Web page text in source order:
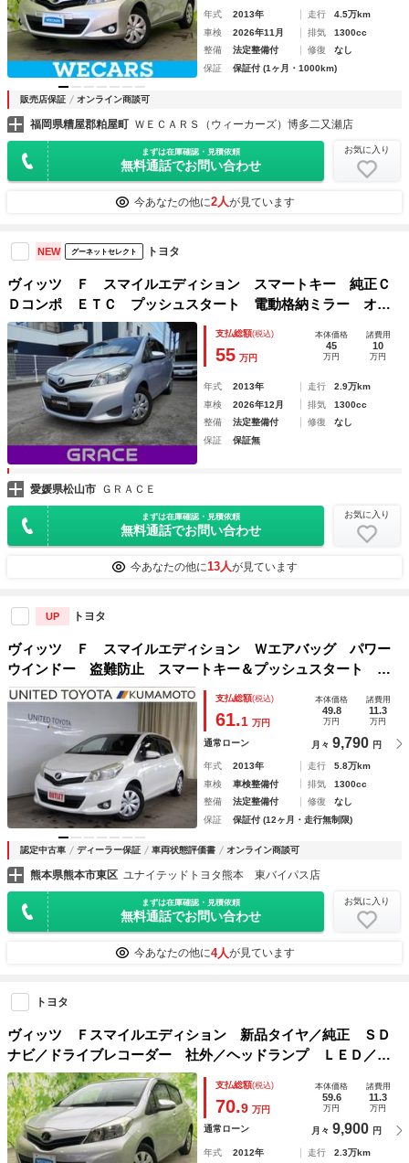
年式 2013年 走行
4.5万km
車検
2026年11月 排気
1300cc
整備
法定整備付 修復
なし
保証
保証付 (1ヶ月・1000km)
販売店保証 オンライン商談可
福岡県糟屋郡粕屋町 ＷＥＣＡＲＳ（ウィーカーズ）博多二又瀬店
まずは在庫確認・見積依頼
無料通話でお問い合わせ
お気に入り
今あなたの他に2人が見ています
NEW グーネットセレクト トヨタ
ヴィッツ Ｆ スマイルエディション スマートキー 純正Ｃ
Ｄコンポ ＥＴＣ プッシュスタート 電動格納ミラー オー
トライト オートエアコン ユーザー買取車両
支払総額(税込)
55 万円
本体価格
45
万円
諸費用
10
万円
年式 2013年 走行
2.9万km
車検
2026年12月 排気
1300cc
整備
法定整備付 修復
なし
保証
保証無
愛媛県松山市 ＧＲＡＣＥ
まずは在庫確認・見積依頼
無料通話でお問い合わせ
お気に入り
今あなたの他に13人が見ています
UP トヨタ
ヴィッツ Ｆ スマイルエディション Ｗエアバッグ パワー
ウインドー 盗難防止 スマートキー＆プッシュスタート ナ
ビＴＶ エアコン ＡＢＳ キーフリー パワステ メモリー
ナビ フルセグ ＤＶＤ再生 エアバッグ
支払総額(税込)
61.1 万円
本体価格
49.8
万円
諸費用
11.3
万円
通常ローン 月々 9,790 円
年式 2013年 走行
5.8万km
車検
車検整備付 排気
1300cc
整備
法定整備付 修復
なし
保証
保証付 (12ヶ月・走行無制限)
認定中古車 ディーラー保証 車両状態評価書 オンライン商談可
熊本県熊本市東区 ユナイテッドトヨタ熊本 東バイパス店
まずは在庫確認・見積依頼
無料通話でお問い合わせ
お気に入り
今あなたの他に4人が見ています
トヨタ
ヴィッツ Ｆスマイルエディション 新品タイヤ／純正 ＳＤ
ナビ／ドライブレコーダー 社外／ヘッドランプ ＬＥＤ／Ｅ
ＴＣ／ＥＢＤ付ＡＢＳ／ワンセグＴＶ／禁煙車／エアバッグ
運転席／エアバッグ 助手席／パワーウインドウ
支払総額(税込)
70.9 万円
本体価格
59.6
万円
諸費用
11.3
万円
通常ローン 月々 9,900 円
年式 2012年 走行 2.3万km